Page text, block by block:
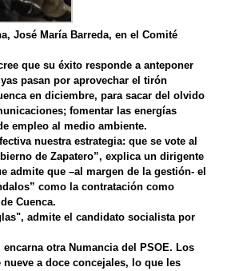
José María Barreda, en el Comité
que su éxito responde a anteponer
pasan por aprovechar el tirón
en diciembre, para sacar del olvido
fomentar las energías
empleo al medio ambiente.
nuestra estrategia: que se vote al
de Zapatero”, explica un dirigente
admite que –al margen de la gestión- el
como la contratación como
Cuenca.
admite el candidato socialista por
otra Numancia del PSOE. Los
a doce concejales, lo que les